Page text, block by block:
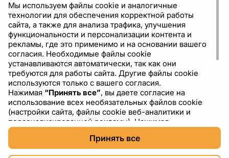
RU USD - US Dollar ($)
Мы используем файлы cookie и аналогичные
технологии для обеспечения корректной работы
сайта, а также для анализа трафика, улучшения
функциональности и персонализации контента и
рекламы, где это применимо и на основании вашего
согласия. Необходимые файлы cookie
устанавливаются автоматически, так как они
требуются для работы сайта. Другие файлы cookie
используются только с вашего согласия.
Нажимая “Принять все”, вы даете согласие на
использование всех необязательных файлов cookie
(настройки сайта, файлы cookie веб-аналитики и
персонализированной рекламы). Нажимая
“Отклонить все”
необходимые файлы cookie. Нажимая
cookie”, вы можете выбрать, какие категории файлов
Принять все